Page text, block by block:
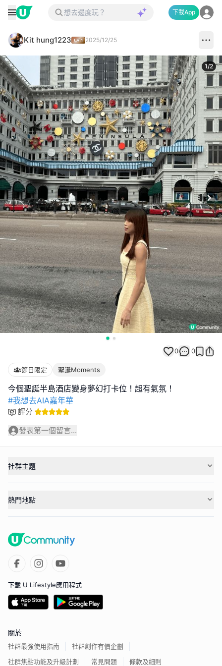
下載App
Kit hung1223 2025/12/25
1/2
0 0
節日限定 聖誕Moments
#我想去AIA嘉年華
評分
發表第一個留言...
社群主題
熱門地點
下載 U Lifestyle應用程式
關於
社群最強使用指南
社群創作有價企劃
社群焦點功能及升級計劃
常見問題 條款及細則